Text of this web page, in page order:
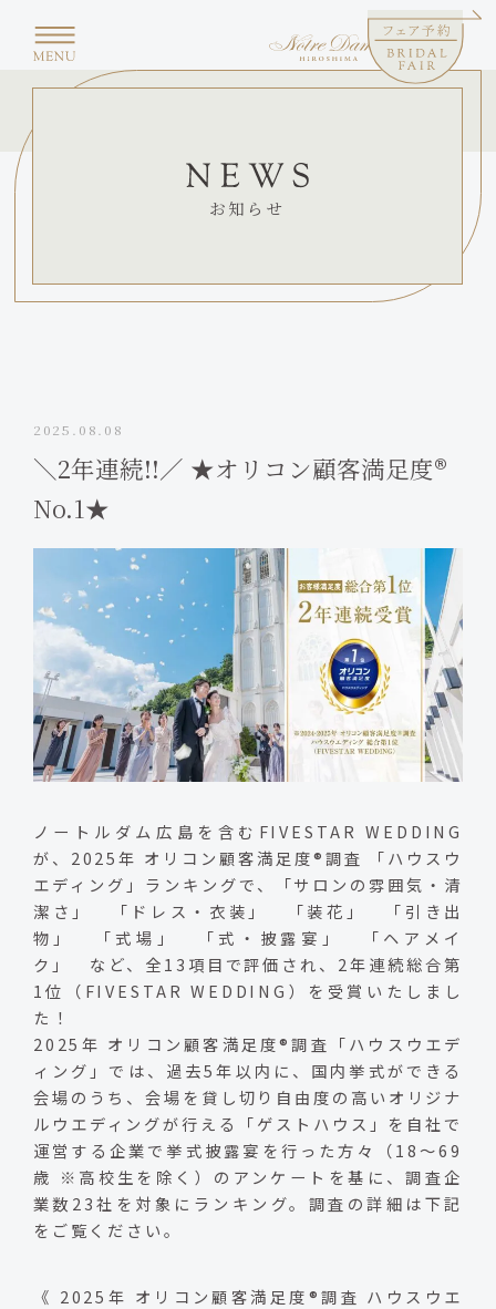
お知らせ
2025.08.08
＼2年連続!!／ ★オリコン顧客満足度®
No.1★
ノートルダム広島を含むFIVESTAR WEDDING
が、2025年 オリコン顧客満足度®調査 「ハウスウ
エディング」ランキングで、「サロンの雰囲気・清
潔さ」 「ドレス・衣装」 「装花」 「引き出
物」 「式場」 「式・披露宴」 「ヘアメイ
ク」 など、全13項目で評価され、2年連続総合第
1位（FIVESTAR WEDDING）を受賞いたしまし
た！
2025年 オリコン顧客満足度®調査「ハウスウエデ
ィング」では、過去5年以内に、国内挙式ができる
会場のうち、会場を貸し切り自由度の高いオリジナ
ルウエディングが行える「ゲストハウス」を自社で
運営する企業で挙式披露宴を行った方々（18～69
歳 ※高校生を除く）のアンケートを基に、調査企
業数23社を対象にランキング。調査の詳細は下記
をご覧ください。
《 2025年 オリコン顧客満足度®調査 ハウスウエ